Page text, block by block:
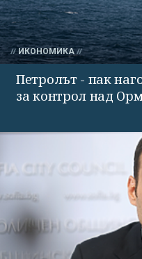
ИКОНОМИКА
Петролът - пак
за контрол над